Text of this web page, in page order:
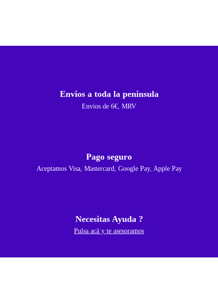
Envios a toda la peninsula
Envios de 6€, MRV
Pago seguro
Aceptamos Visa, Mastercard, Google Pay, Apple Pay
Necesitas Ayuda ?
Pulsa acá y te asesoramos